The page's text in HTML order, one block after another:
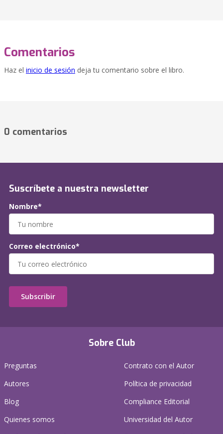
Comentarios
Haz el inicio de sesión deja tu comentario sobre el libro.
0 comentarios
Sobre Club
Preguntas
Autores
Blog
Quienes somos
Contrato con el Autor
Política de privacidad
Compliance Editorial
Universidad del Autor
Suscríbete a nuestra newsletter
Nombre*
Correo electrónico*
Subscribir